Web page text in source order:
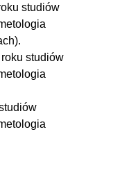
studiów
studiów